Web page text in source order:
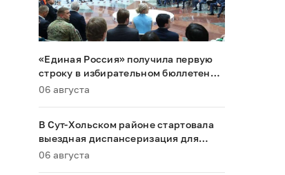
«Единая Россия» получила первую
строку в избирательном бюллетене
на выборах в Госдуму
06 августа
В Сут-Хольском районе стартовала
выездная диспансеризация для
маломобильных граждан
06 августа